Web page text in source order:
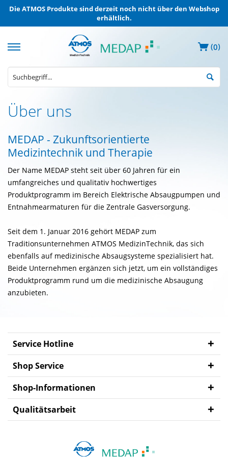
Die ATMOS Produkte sind derzeit noch nicht über den Webshop
erhältlich.
(0)
Registrierung
Geschäftskunden
Über
uns
Versand
und
Zahlungsbedingungen
AGB
EKB
Impressum
Über uns
MEDAP - Zukunftsorientierte
Medizintechnik und Therapie
Der Name MEDAP steht seit über 60 Jahren für ein
umfangreiches und qualitativ hochwertiges
Produktprogramm im Bereich Elektrische Absaugpumpen und
Entnahmearmaturen für die Zentrale Gasversorgung.
Seit dem 1. Januar 2016 gehört MEDAP zum
Traditionsunternehmen ATMOS MedizinTechnik, das sich
ebenfalls auf medizinische Absaugsysteme spezialisiert hat.
Beide Unternehmen ergänzen sich jetzt, um ein vollständiges
Produktprogramm rund um die medizinische Absaugung
anzubieten.
Service Hotline
Shop Service
Shop-Informationen
Qualitätsarbeit